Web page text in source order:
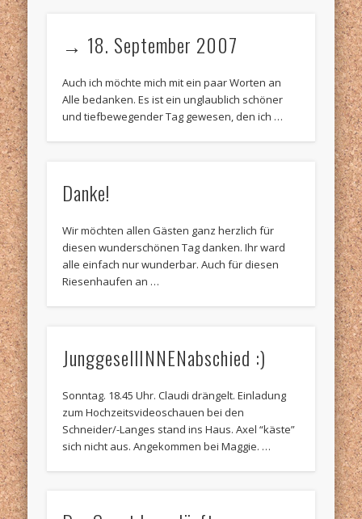
→ 18. September 2007
Auch ich möchte mich mit ein paar Worten an
Alle bedanken. Es ist ein unglaublich schöner
und tiefbewegender Tag gewesen, den ich …
Danke!
Wir möchten allen Gästen ganz herzlich für
diesen wunderschönen Tag danken. Ihr ward
alle einfach nur wunderbar. Auch für diesen
Riesenhaufen an …
JunggesellINNENabschied :)
Sonntag. 18.45 Uhr. Claudi drängelt. Einladung
zum Hochzeitsvideoschauen bei den
Schneider/-Langes stand ins Haus. Axel “käste”
sich nicht aus. Angekommen bei Maggie. …